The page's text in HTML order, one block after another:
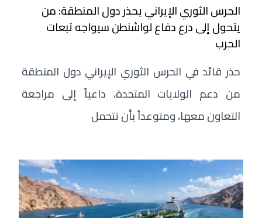
الحرس الثوري الإيراني يحذر دول المنطقة: من
يتحول إلى درع دفاع لواشنطن سيواجه تبعات
الحرب
حذر قائد في الحرس الثوري الإيراني دول المنطقة
من دعم الولايات المتحدة، داعياً إلى مراجعة
التعاون معها، ومتوعداً بأن تتحمل